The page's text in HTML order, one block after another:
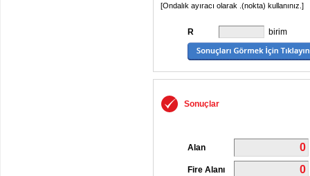
[Ondalık ayıracı olarak .(nokta) kullanınız.]
R birim
Sonuçlar
Alan 0
Fire Alanı 0